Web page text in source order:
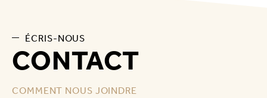
ÉCRIS-NOUS
CONTACT
COMMENT NOUS JOINDRE